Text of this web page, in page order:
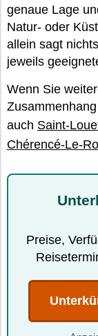
genaue Lage
Natur- oder
allein sagt
jeweils
Wenn Sie
auch Saint-
Chérencé-Le-
Preise,